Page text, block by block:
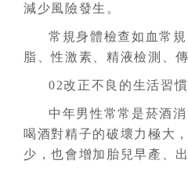
減少風險發生。
常規身體檢查如血常
脂、性激素、精液檢測、
02改正不良的生活習慣
中年男性常常是菸酒
喝酒對精子的破壞力極大
少，也會增加胎兒早產、